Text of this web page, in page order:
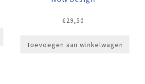
€29,50
Toevoegen aan winkelwagen